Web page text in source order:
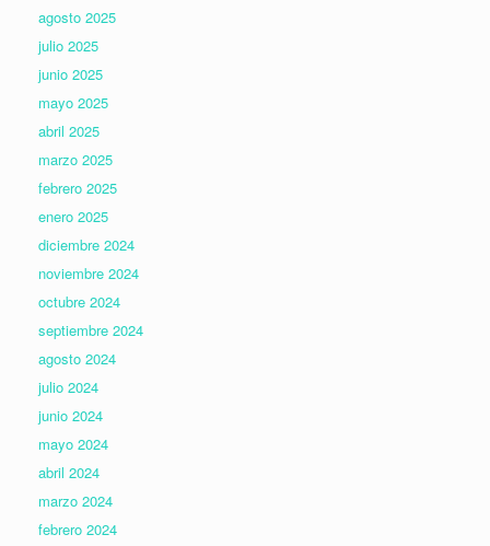
agosto 2025
julio 2025
junio 2025
mayo 2025
abril 2025
marzo 2025
febrero 2025
enero 2025
diciembre 2024
noviembre 2024
octubre 2024
septiembre 2024
agosto 2024
julio 2024
junio 2024
mayo 2024
abril 2024
marzo 2024
febrero 2024